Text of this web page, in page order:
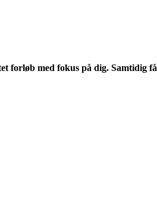
med fokus på dig. Samtidig